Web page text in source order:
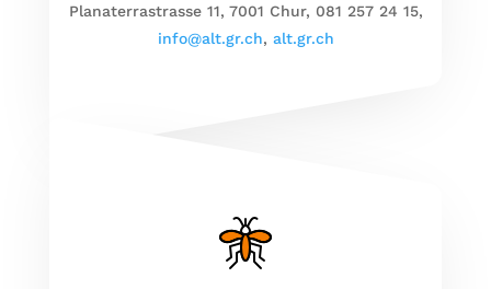
Planaterrastrasse 11, 7001 Chur, 081 257 24 15,
info@alt.gr.ch, alt.gr.ch